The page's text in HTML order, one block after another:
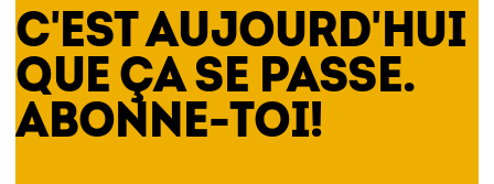
C'EST AUJOURD'HUI
QUE ÇA SE PASSE.
ABONNE-TOI!